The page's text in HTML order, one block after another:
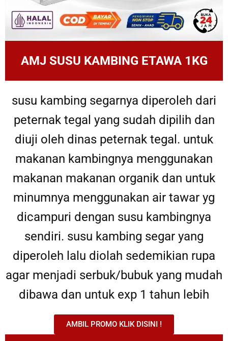
AMJ SUSU KAMBING ETAWA 1KG
susu kambing segarnya diperoleh dari
peternak tegal yang sudah dipilih dan
diuji oleh dinas peternak tegal. untuk
makanan kambingnya menggunakan
makanan makanan organik dan untuk
minumnya menggunakan air tawar yg
dicampuri dengan susu kambingnya
sendiri. susu kambing segar yang
diperoleh lalu diolah sedemikian rupa
agar menjadi serbuk/bubuk yang mudah
dibawa dan untuk exp 1 tahun lebih
AMBIL PROMO KLIK DISINI !